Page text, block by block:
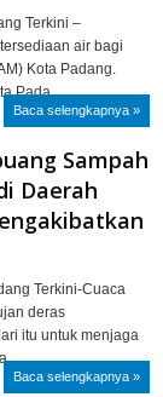
Terkini –
air bagi
Kota Padang.
Pada…
Baca selengkapnya »
Sampah
Daerah
Terkini-Cuaca
deras
itu untuk menjaga
Baca selengkapnya »